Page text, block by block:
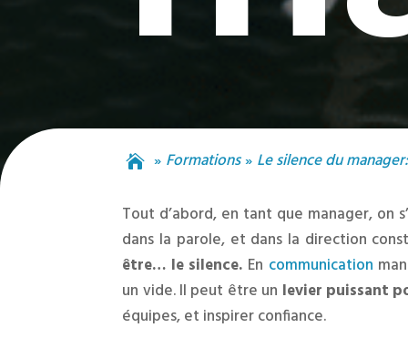
 Formations Le silence du
Tout d’abord, en tant que manager, on
dans la parole, et dans la direction
être… le silence. En communication
un vide. Il peut être un levier puissant
équipes, et inspirer confiance.